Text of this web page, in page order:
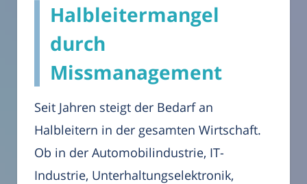
Halbleitermangel
durch
Missmanagement
Seit Jahren steigt der Bedarf an
Halbleitern in der gesamten Wirtschaft.
Ob in der Automobilindustrie, IT-
Industrie, Unterhaltungselektronik,